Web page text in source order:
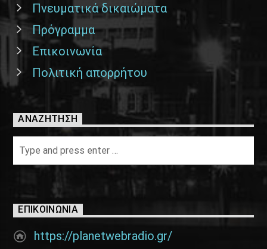
Πνευματικά δικαιώματα
Πρόγραμμα
Επικοινωνία
Πολιτική απορρήτου
ΑΝΑΖΉΤΗΣΗ
ΕΠΙΚΟΙΝΩΝΊΑ
https://planetwebradio.gr/